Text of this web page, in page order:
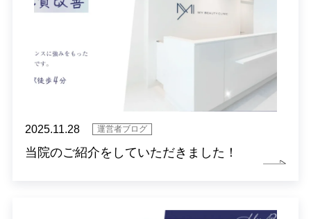
2025.11.28 運営者ブログ
当院のご紹介をしていただきました！